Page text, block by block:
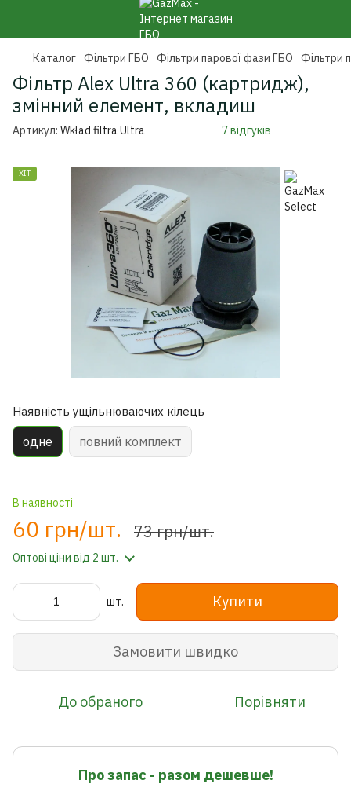
Каталог Фільтри ГБО Фільтри парової фази ГБО Фільтри
Фільтр Alex Ultra 360 (картридж),
змінний елемент, вкладиш
Артикул: Wkład filtra Ultra 7 відгуків
ХІТ
Наявність ущільнюваючих кілець
одне повний комплект
В наявності
60 грн/шт. 73 грн/шт.
Оптові ціни від 2 шт.
шт. Купити
Замовити швидко
До обраного Порівняти
Про запас - разом дешевше!